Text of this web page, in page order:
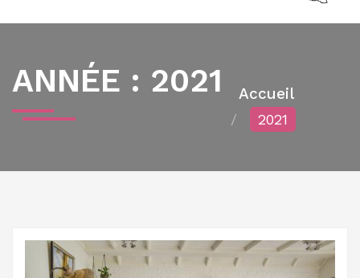
ANNÉE : 2021
2021